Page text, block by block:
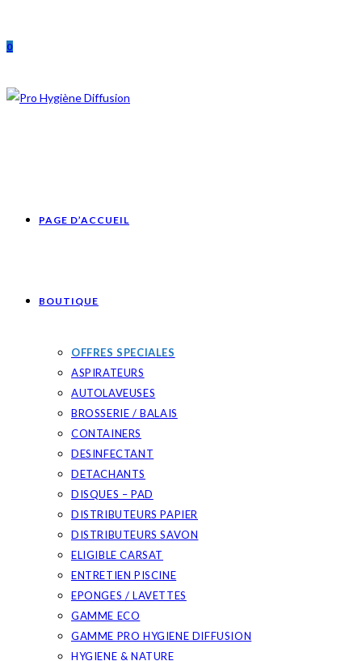
content
0
PAGE D’ACCUEIL
BOUTIQUE
OFFRES SPECIALES
ASPIRATEURS
AUTOLAVEUSES
BROSSERIE / BALAIS
CONTAINERS
DESINFECTANT
DETACHANTS
DISQUES – PAD
DISTRIBUTEURS PAPIER
DISTRIBUTEURS SAVON
ELIGIBLE CARSAT
ENTRETIEN PISCINE
EPONGES / LAVETTES
GAMME ECO
GAMME PRO HYGIENE DIFFUSION
HYGIENE & NATURE